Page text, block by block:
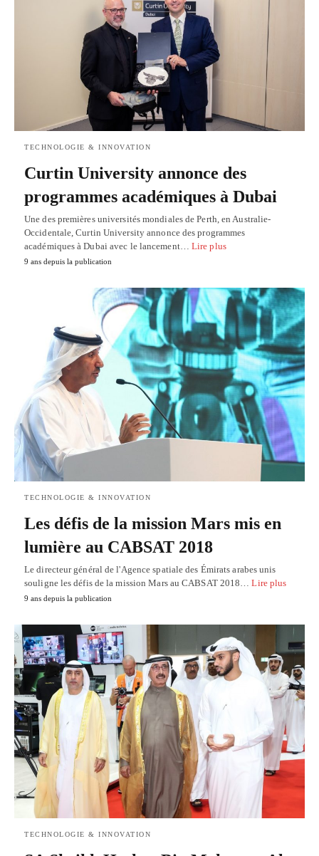
TECHNOLOGIE & INNOVATION
Curtin University annonce des
programmes académiques à Dubai
Une des premières universités mondiales de Perth, en Australie-
Occidentale, Curtin University annonce des programmes
académiques à Dubai avec le lancement… Lire plus
9 ans depuis la publication
TECHNOLOGIE & INNOVATION
Les défis de la mission Mars mis en
lumière au CABSAT 2018
Le directeur général de l'Agence spatiale des Émirats arabes unis
souligne les défis de la mission Mars au CABSAT 2018…Lire plus
9 ans depuis la publication
TECHNOLOGIE & INNOVATION